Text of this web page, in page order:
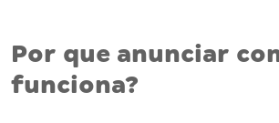
Por que anunciar
funciona?